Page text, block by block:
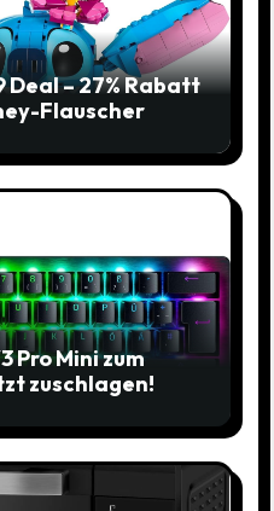
– 27% Rabatt
Flauscher
Pro Mini zum
zuschlagen!